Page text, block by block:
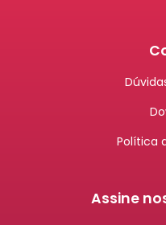
Política
Assine